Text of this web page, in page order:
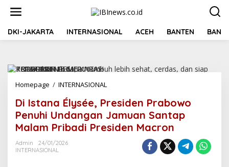
DKI-JAKARTA INTERNASIONAL ACEH BANTEN
Homepage / INTERNASIONAL
Élysée,
Presiden
Prabowo
Penuhi
Di Istana Élysée, Presiden Prabowo
Penuhi Undangan Jamuan Santap
Malam Pribadi Presiden Macron
Admin
24/01/2026
INTERNASIONAL